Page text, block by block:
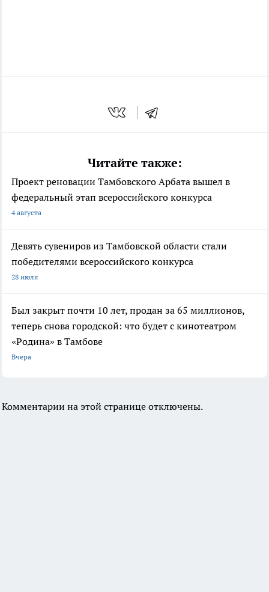
Читайте также:
Проект реновации Тамбовского Арбата вышел в
федеральный этап всероссийского конкурса
4 августа
Девять сувениров из Тамбовской области стали
победителями всероссийского конкурса
28 июля
Был закрыт почти 10 лет, продан за 65 миллионов,
теперь снова городской: что будет с кинотеатром
«Родина» в Тамбове
Вчера
Комментарии на этой странице отключены.